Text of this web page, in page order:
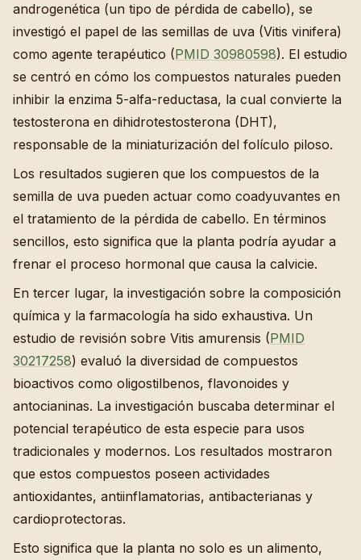
androgenética (un tipo de pérdida de cabello), se
investigó el papel de las semillas de uva (Vitis vinifera)
como agente terapéutico (PMID 30980598). El estudio
se centró en cómo los compuestos naturales pueden
inhibir la enzima 5-alfa-reductasa, la cual convierte la
testosterona en dihidrotestosterona (DHT),
responsable de la miniaturización del folículo piloso.
Los resultados sugieren que los compuestos de la
semilla de uva pueden actuar como coadyuvantes en
el tratamiento de la pérdida de cabello. En términos
sencillos, esto significa que la planta podría ayudar a
frenar el proceso hormonal que causa la calvicie.
En tercer lugar, la investigación sobre la composición
química y la farmacología ha sido exhaustiva. Un
estudio de revisión sobre Vitis amurensis (PMID
30217258) evaluó la diversidad de compuestos
bioactivos como oligostilbenos, flavonoides y
antocianinas. La investigación buscaba determinar el
potencial terapéutico de esta especie para usos
tradicionales y modernos. Los resultados mostraron
que estos compuestos poseen actividades
antioxidantes, antiinflamatorias, antibacterianas y
cardioprotectoras.
Esto significa que la planta no solo es un alimento,